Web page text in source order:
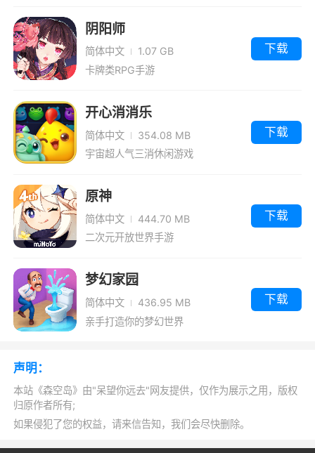
只能绑定一次。
软件特色
造，安全可靠
2、互动时，可以深入讨论很多问题，在很
多游戏关卡上有更好的讨论
3、用户能够软件了解最新的游戏资讯和动
态更加方便
4、您可以参与社区的各种活动，获得游戏
道具、游戏币等奖励，让您有更大的成就感
5、全面的交流服务,为用户提供全面的游戏
交流服务
小编评价
1、最重要的意义，莫过于与其他社区区分开
来，保持一个合理的距离，取其长避其短，能搞
出自己的特色最好
阴阳师
简体中文
1.07 GB
卡牌类RPG手游
下载
开心消消乐
简体中文
354.08 MB
宇宙超人气三消休闲游戏
下载
原神
简体中文
444.70 MB
二次元开放世界手游
下载
梦幻家园
简体中文
436.95 MB
亲手打造你的梦幻世界
下载
声明：
本站《森空岛》由"呆望你远去"网友提供，仅作为展示之用，版权
归原作者所有;
如果侵犯了您的权益，请来信告知，我们会尽快删除。